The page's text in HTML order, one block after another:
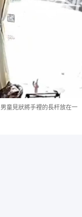
童見狀將手裡的長杆放在一